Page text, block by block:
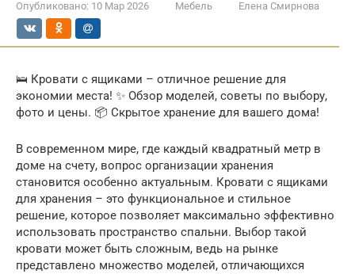
Опубликовано: 10 Мар 2026 Мебель Елена Смирнова
🛌 Кровати с ящиками – отличное решение для
экономии места! ✨ Обзор моделей, советы по выбору,
фото и цены. 📦 Скрытое хранение для вашего дома!
В современном мире, где каждый квадратный метр в
доме на счету, вопрос организации хранения
становится особенно актуальным. Кровати с ящиками
для хранения – это функциональное и стильное
решение, которое позволяет максимально эффективно
использовать пространство спальни. Выбор такой
кровати может быть сложным, ведь на рынке
представлено множество моделей, отличающихся